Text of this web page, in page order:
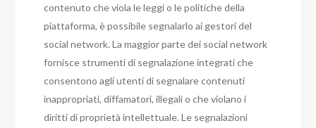
contenuto che viola le leggi o le politiche della
piattaforma, è possibile segnalarlo ai gestori del
social network. La maggior parte dei social network
fornisce strumenti di segnalazione integrati che
consentono agli utenti di segnalare contenuti
inappropriati, diffamatori, illegali o che violano i
diritti di proprietà intellettuale. Le segnalazioni